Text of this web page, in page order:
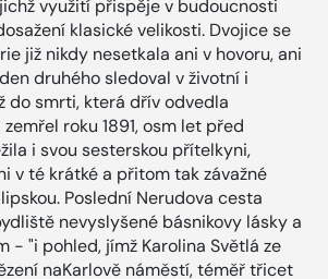
využití přispěje v budoucnosti
klasické velikosti. Dvojice se
již nikdy nesetkala ani v hovoru, ani
druhého sledoval v životní i
do smrti, která dřív odvedla
roku 1891, osm let před
i svou sesterskou přítelkyni,
v té krátké a přitom tak závažné
Poslední Nerudova cesta
nevyslyšené básnikovy lásky a
- "i pohled, jímž Karolina Světlá ze
naKarlově náměstí, téměř třicet